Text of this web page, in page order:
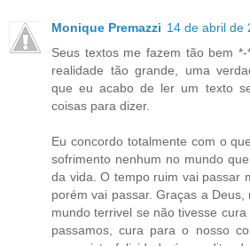
Monique Premazzi 14 de abril de
Seus textos me fazem tão bem
realidade tão grande, uma
que eu acabo de ler um texto
coisas para dizer.
Eu concordo totalmente com o
sofrimento nenhum no mundo
da vida. O tempo ruim vai passar
porém vai passar. Graças a
mundo terrivel se não tivesse
passamos, cura para o nosso